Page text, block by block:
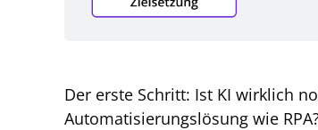
Der erste Schritt: Ist KI wirklich
Automatisierungslösung wie